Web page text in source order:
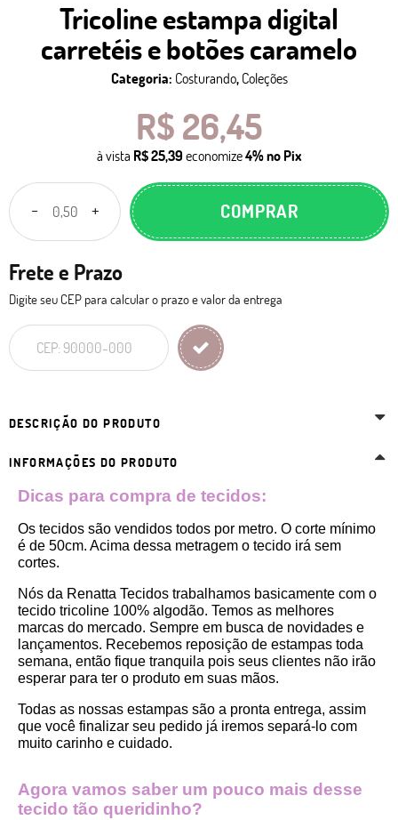
Tricoline estampa digital
carretéis e botões caramelo
Categoria: Costurando, Coleções
R$ 26,45
à vista R$ 25,39 economize4%no Pix
COMPRAR
Frete e Prazo
Digite seu CEP para calcular o prazo e valor da entrega
DESCRIÇÃO DO PRODUTO
INFORMAÇÕES DO PRODUTO
Dicas para compra de tecidos:
Os tecidos são vendidos todos por metro. O corte mínimo
é de 50cm. Acima dessa metragem o tecido irá sem
cortes.
Nós da Renatta Tecidos trabalhamos basicamente com o
tecido tricoline 100% algodão. Temos as melhores
marcas do mercado. Sempre em busca de novidades e
lançamentos. Recebemos reposição de estampas toda
semana, então fique tranquila pois seus clientes não irão
esperar para ter o produto em suas mãos.
Todas as nossas estampas são a pronta entrega, assim
que você finalizar seu pedido já iremos separá-lo com
muito carinho e cuidado.
Agora vamos saber um pouco mais desse
tecido tão queridinho?